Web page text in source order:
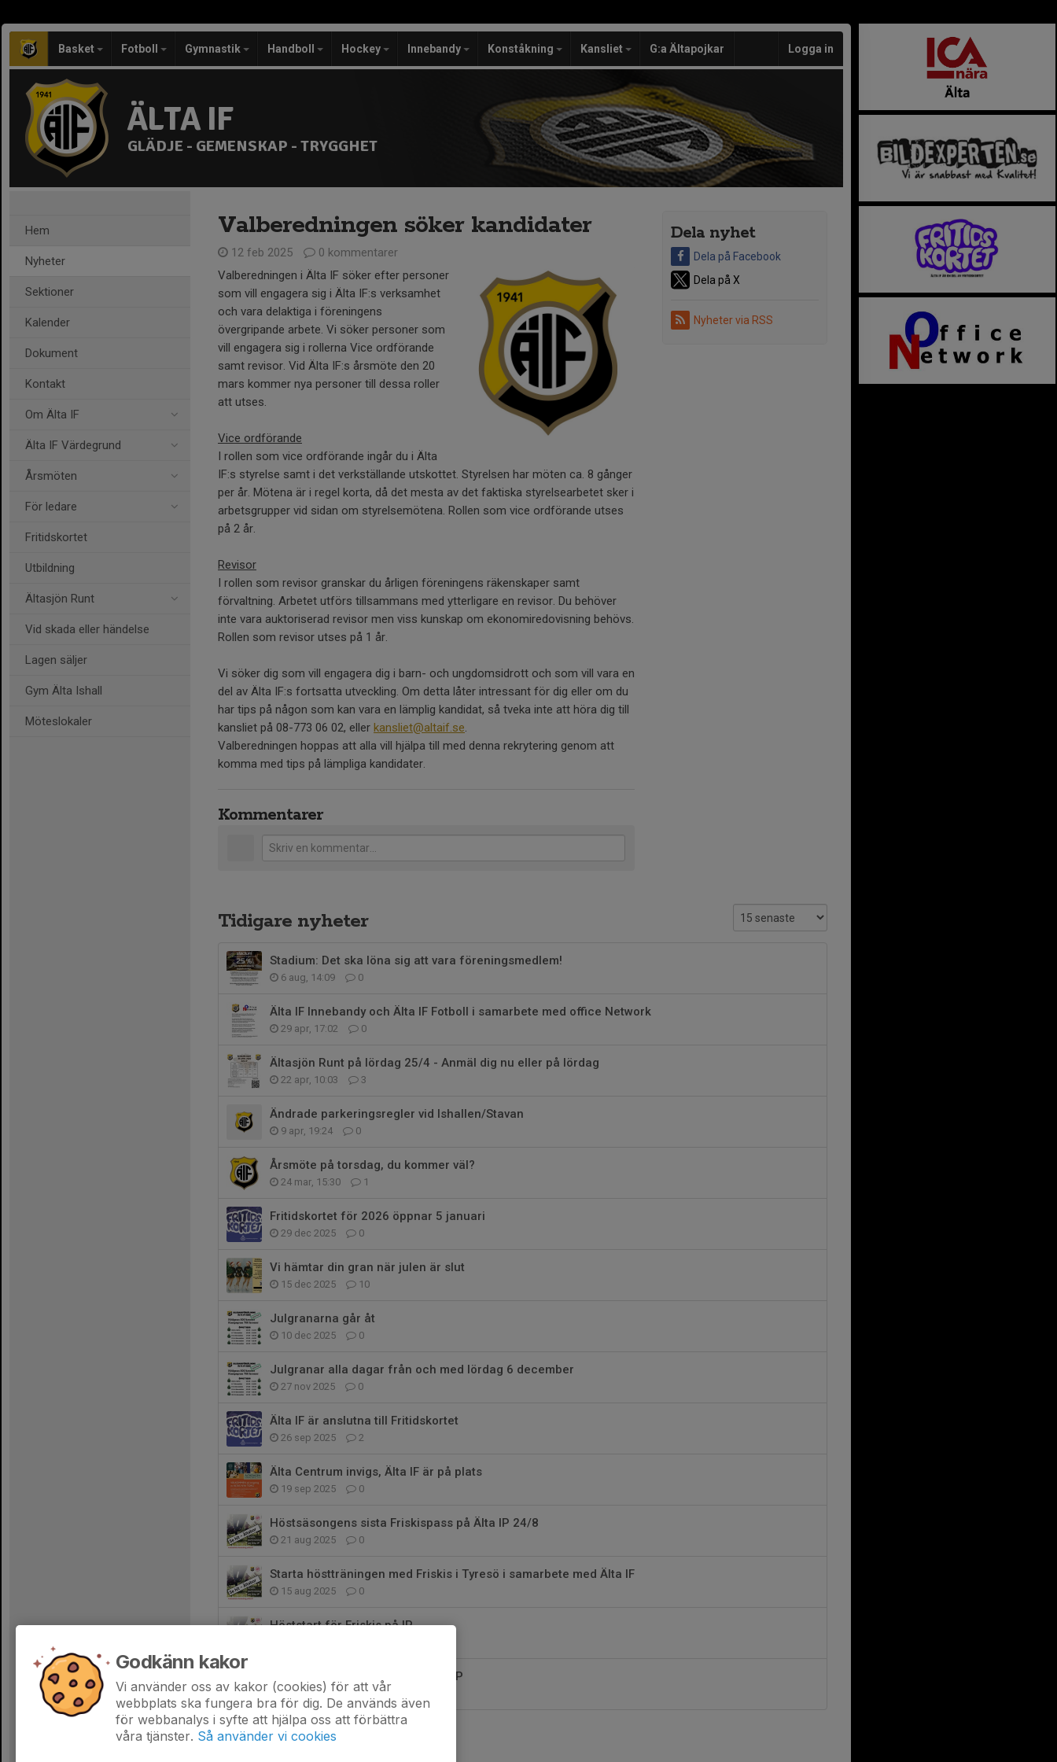
Basket Fotboll Gymnastik Handboll Hockey Innebandy Konståkning Kansliet G:a Ältapojkar Logga in
ÄLTA IF
GLÄDJE - GEMENSKAP - TRYGGHET
Hem
Nyheter
Sektioner
Kalender
Dokument
Kontakt
Om Älta IF
Älta IF Värdegrund
Årsmöten
För ledare
Fritidskortet
Utbildning
Ältasjön Runt
Vid skada eller händelse
Lagen säljer
Gym Älta Ishall
Möteslokaler
Dela nyhet
Dela på Facebook
Dela på X
Nyheter via RSS
Valberedningen söker kandidater
12 feb 2025
0 kommentarer
Valberedningen i Älta IF söker efter personer
som vill engagera sig i Älta IF:s verksamhet
och vara delaktiga i föreningens
övergripande arbete. Vi söker personer som
vill engagera sig i rollerna Vice ordförande
samt revisor. Vid Älta IF:s årsmöte den 20
mars kommer nya personer till dessa roller
att utses.
Vice ordförande
I rollen som vice ordförande ingår du i Älta
IF:s styrelse samt i det verkställande utskottet. Styrelsen har möten ca. 8 gånger
per år. Mötena är i regel korta, då det mesta av det faktiska styrelsearbetet sker i
arbetsgrupper vid sidan om styrelsemötena. Rollen som vice ordförande utses
på 2 år.
Revisor
I rollen som revisor granskar du årligen föreningens räkenskaper samt
förvaltning. Arbetet utförs tillsammans med ytterligare en revisor. Du behöver
inte vara auktoriserad revisor men viss kunskap om ekonomiredovisning behövs.
Rollen som revisor utses på 1 år.
Vi söker dig som vill engagera dig i barn- och ungdomsidrott och som vill vara en
del av Älta IF:s fortsatta utveckling. Om detta låter intressant för dig eller om du
har tips på någon som kan vara en lämplig kandidat, så tveka inte att höra dig till
kansliet på 08-773 06 02, eller kansliet@altaif.se.
Valberedningen hoppas att alla vill hjälpa till med denna rekrytering genom att
komma med tips på lämpliga kandidater.
Kommentarer
Tidigare nyheter
Stadium: Det ska löna sig att vara föreningsmedlem!
6 aug, 14:09 0
Älta IF Innebandy och Älta IF Fotboll i samarbete med office Network
29 apr, 17:02 0
Ältasjön Runt på lördag 25/4 - Anmäl dig nu eller på lördag
22 apr, 10:03 3
Ändrade parkeringsregler vid Ishallen/Stavan
9 apr, 19:24 0
Årsmöte på torsdag, du kommer väl?
24 mar, 15:30 1
Fritidskortet för 2026 öppnar 5 januari
29 dec 2025 0
Vi hämtar din gran när julen är slut
15 dec 2025 10
Julgranarna går åt
10 dec 2025 0
Julgranar alla dagar från och med lördag 6 december
27 nov 2025 0
Älta IF är anslutna till Fritidskortet
26 sep 2025 2
Älta Centrum invigs, Älta IF är på plats
19 sep 2025 0
Höstsäsongens sista Friskispass på Älta IP 24/8
21 aug 2025 0
Starta höstträningen med Friskis i Tyresö i samarbete med Älta IF
15 aug 2025 0
Höststart för Friskis på IP
Träna med Friskis på söndag på IP
2 jul 2025 0
Godkänn kakor
Vi använder oss av kakor (cookies) för att vår
webbplats ska fungera bra för dig. De används även
för webbanalys i syfte att hjälpa oss att förbättra
våra tjänster. Så använder vi cookies